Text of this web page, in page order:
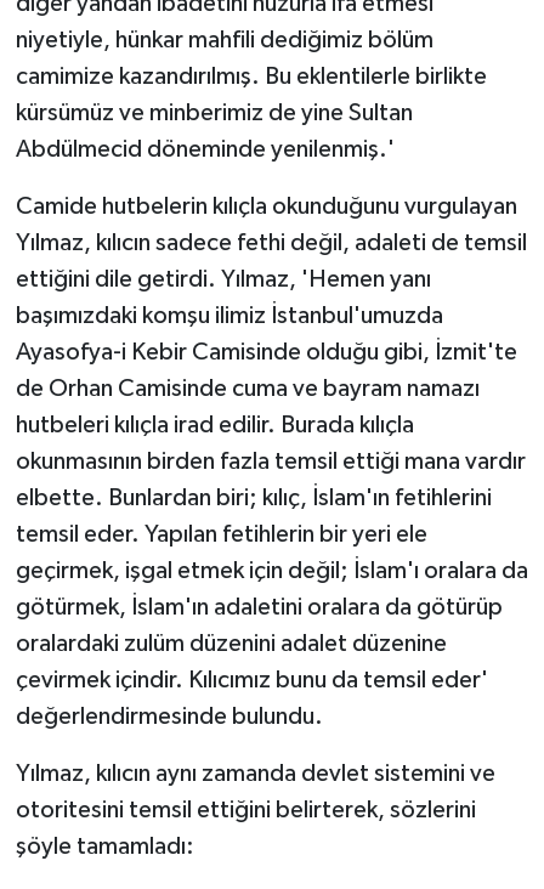
niyetiyle, hünkar mahfili dediğimiz bölüm
camimize kazandırılmış. Bu eklentilerle birlikte
kürsümüz ve minberimiz de yine Sultan
Abdülmecid döneminde yenilenmiş.'
Camide hutbelerin kılıçla okunduğunu vurgulayan
Yılmaz, kılıcın sadece fethi değil, adaleti de temsil
ettiğini dile getirdi. Yılmaz, 'Hemen yanı
başımızdaki komşu ilimiz İstanbul'umuzda
Ayasofya-i Kebir Camisinde olduğu gibi, İzmit'te
de Orhan Camisinde cuma ve bayram namazı
hutbeleri kılıçla irad edilir. Burada kılıçla
okunmasının birden fazla temsil ettiği mana vardır
elbette. Bunlardan biri; kılıç, İslam'ın fetihlerini
temsil eder. Yapılan fetihlerin bir yeri ele
geçirmek, işgal etmek için değil; İslam'ı oralara da
götürmek, İslam'ın adaletini oralara da götürüp
oralardaki zulüm düzenini adalet düzenine
çevirmek içindir. Kılıcımız bunu da temsil eder'
değerlendirmesinde bulundu.
Yılmaz, kılıcın aynı zamanda devlet sistemini ve
otoritesini temsil ettiğini belirterek, sözlerini
şöyle tamamladı: